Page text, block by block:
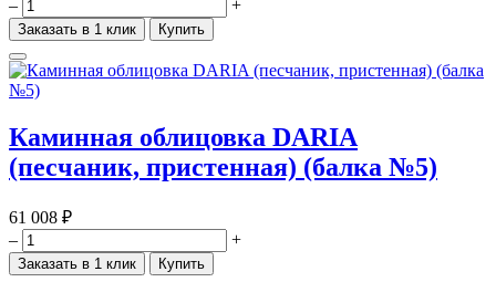
–
+
Заказать в 1 клик Купить
Каминная облицовка DARIA
(песчаник, пристенная) (балка №5)
61 008 ₽
–
+
Заказать в 1 клик Купить